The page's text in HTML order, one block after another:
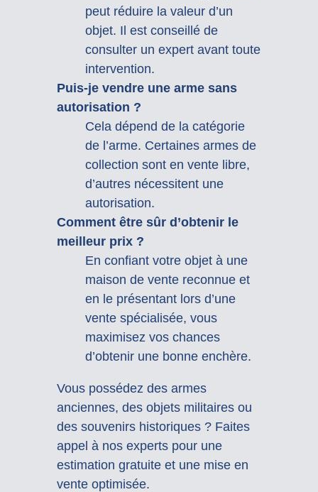
peut réduire la valeur d’un
objet. Il est conseillé de
consulter un expert avant toute
intervention.
Puis-je vendre une arme sans
autorisation ?
Cela dépend de la catégorie
de l’arme. Certaines armes de
collection sont en vente libre,
d’autres nécessitent une
autorisation.
Comment être sûr d’obtenir le
meilleur prix ?
En confiant votre objet à une
maison de vente reconnue et
en le présentant lors d’une
vente spécialisée, vous
maximisez vos chances
d’obtenir une bonne enchère.
Vous possédez des armes
anciennes, des objets militaires ou
des souvenirs historiques ? Faites
appel à nos experts pour une
estimation gratuite et une mise en
vente optimisée.